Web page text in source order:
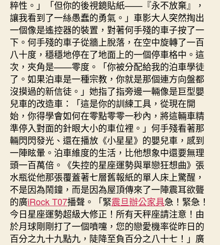
粹性。」「但你的後視鏡貼紙——『永不放棄』，
讓我看到了一絲愚蠢的勇氣。」車影大人突然掏出
一個像是遙控器的裝置，對著何手殘的車子按了一
下。何手殘的車子從牆上脫落，在空中旋轉了一百
八十度，穩穩地停在了地面上的一個停車格中。這
次，夾角是——零度。「你被分配給我的泊車學徒
了。如果泊車是一種宗教，你就是那個連方向盤都
沒摸過的新信徒。」她指了指旁邊一輛像是巨型嬰
兒車的改造車：「這是你的訓練工具，從現在開
始，你得學會如何在零點零零一秒內，將這輛車精
準停入對面的針眼大小的車位裡。」何手殘看著那
輛閃閃發光、還在播放《小星星》的嬰兒車，感到
一陣眩暈。泊車維度的生活，比他想象中還要無理
頭一百萬倍。《失控的星座運勢與單戀狂想曲》張
水瓶從他那張覆蓋著七層舊報紙的單人床上驚醒，
不是因為鬧鐘，而是因為屋頂傳來了一陣震耳欲聾
的廣iRock T07播聲。「緊震旦辦公家具急！緊急！
今日星座運勢超級大修正！所有天秤座請注意！由
於月球剛剛打了一個噴嚏，您的戀愛機率從昨日的
百分之九十九點九，陡降至負百分之八十七！」廣